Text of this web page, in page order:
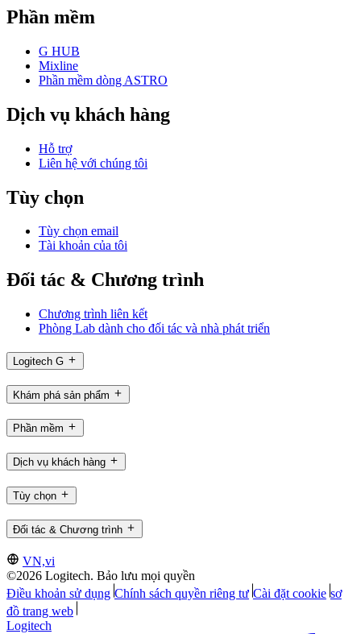
Phần mềm
G HUB
Mixline
Phần mềm dòng ASTRO
Dịch vụ khách hàng
Hỗ trợ
Liên hệ với chúng tôi
Tùy chọn
Tùy chọn email
Tài khoản của tôi
Đối tác & Chương trình
Chương trình liên kết
Phòng Lab dành cho đối tác và nhà phát triển
Logitech G
Khám phá sản phẩm
Phần mềm
Dịch vụ khách hàng
Tùy chọn
Đối tác & Chương trình
VN,vi
©2026 Logitech. Bảo lưu mọi quyền
Điều khoản sử dụng Chính sách quyền riêng tư Cài đặt cookie sơ
đồ trang web
Logitech